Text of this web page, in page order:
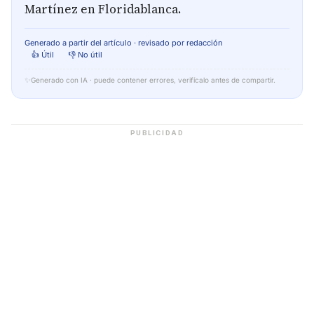
Martínez en Floridablanca.
Generado a partir del artículo · revisado por redacción
👍 Útil
👎 No útil
✨ Generado con IA · puede contener errores, verifícalo antes de compartir.
PUBLICIDAD